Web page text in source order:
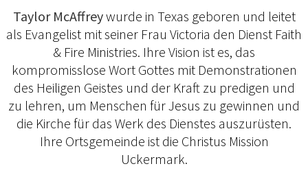
Taylor McAffreywurde in Texas geboren und leitet
als Evangelist mit seiner Frau Victoria den Dienst Faith
& Fire Ministries. Ihre Vision ist es, das
kompromisslose Wort Gottes mit Demonstrationen
des Heiligen Geistes und der Kraft zu predigen und
zu lehren, um Menschen für Jesus zu gewinnen und
die Kirche für das Werk des Dienstes auszurüsten.
Ihre Ortsgemeinde ist die Christus Mission
Uckermark.